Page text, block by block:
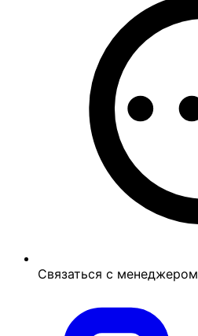
Связаться с менеджером